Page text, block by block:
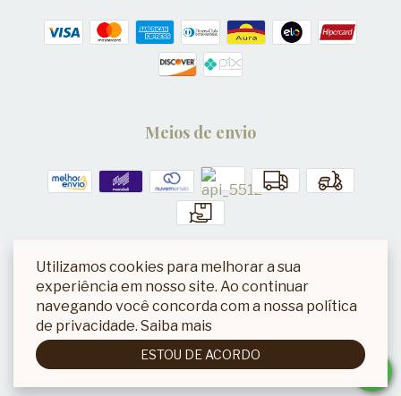
Meios de envio
Segurança
Utilizamos cookies para melhorar a sua
experiência em nosso site. Ao continuar
navegando você concorda com a nossa política
de privacidade. Saiba mais
ESTOU DE ACORDO